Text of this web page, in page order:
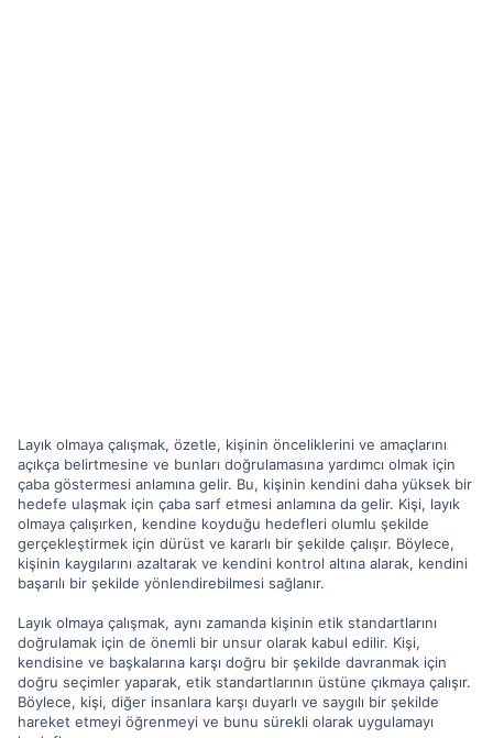
Layık olmaya çalışmak, özetle, kişinin önceliklerini ve amaçlarını
açıkça belirtmesine ve bunları doğrulamasına yardımcı olmak için
çaba göstermesi anlamına gelir. Bu, kişinin kendini daha yüksek bir
hedefe ulaşmak için çaba sarf etmesi anlamına da gelir. Kişi, layık
olmaya çalışırken, kendine koyduğu hedefleri olumlu şekilde
gerçekleştirmek için dürüst ve kararlı bir şekilde çalışır. Böylece,
kişinin kaygılarını azaltarak ve kendini kontrol altına alarak, kendini
başarılı bir şekilde yönlendirebilmesi sağlanır.
Layık olmaya çalışmak, aynı zamanda kişinin etik standartlarını
doğrulamak için de önemli bir unsur olarak kabul edilir. Kişi,
kendisine ve başkalarına karşı doğru bir şekilde davranmak için
doğru seçimler yaparak, etik standartlarının üstüne çıkmaya çalışır.
Böylece, kişi, diğer insanlara karşı duyarlı ve saygılı bir şekilde
hareket etmeyi öğrenmeyi ve bunu sürekli olarak uygulamayı